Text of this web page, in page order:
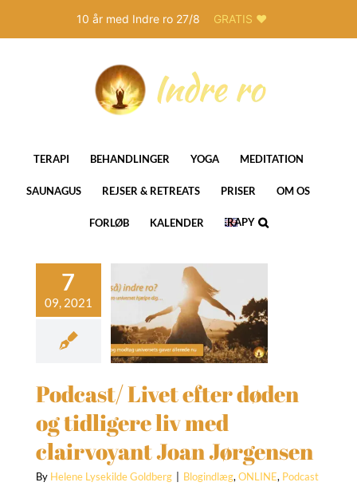
10 år med Indre ro 27/8 GRATIS ❤️
TERAPI BEHANDLINGER YOGA MEDITATION
SAUNAGUS REJSER & RETREATS PRISER OM OS
FORLØB KALENDER
THERAPY
Livet
døden og
liv med
Joan
PodcastPodcast/ Livet efter døden
og tidligere liv med
clairvoyant Joan Jørgensen
By Helene Lysekilde Goldberg Blogindlæg,ONLINE, Podcast